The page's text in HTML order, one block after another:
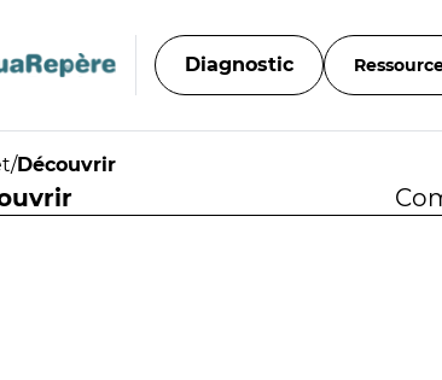
Diagnostic
/Découvrir